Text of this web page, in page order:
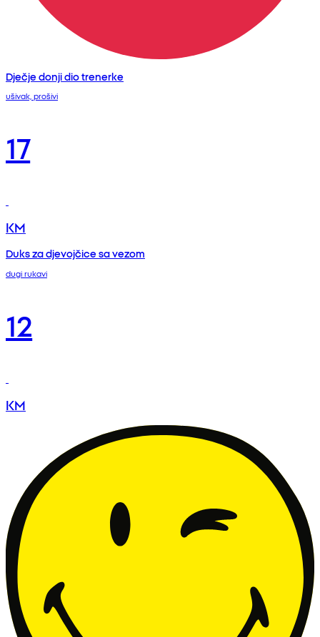
Dječje donji dio trenerke
ušivak, prošivi
17
KM
Duks za djevojčice sa vezom
dugi rukavi
12
KM